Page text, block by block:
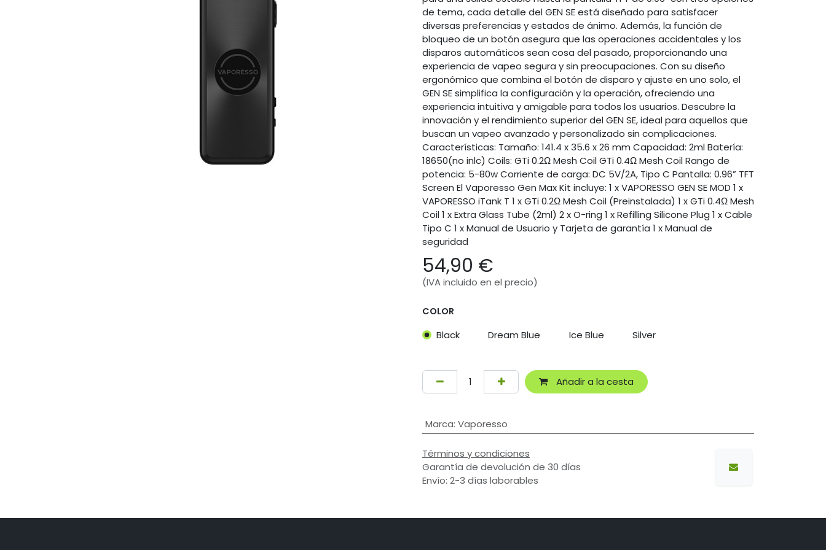
de tema, cada detalle del GEN SE está diseñado para satisfacer
diversas preferencias y estados de ánimo. Además, la función de
bloqueo de un botón asegura que las operaciones accidentales y los
disparos automáticos sean cosa del pasado, proporcionando una
experiencia de vapeo segura y sin preocupaciones. Con su diseño
ergonómico que combina el botón de disparo y ajuste en uno solo, el
GEN SE simplifica la configuración y la operación, ofreciendo una
experiencia intuitiva y amigable para todos los usuarios. Descubre la
innovación y el rendimiento superior del GEN SE, ideal para aquellos que
buscan un vapeo avanzado y personalizado sin complicaciones.
Características: Tamaño: 141.4 x 35.6 x 26 mm Capacidad: 2ml Batería:
18650(no inlc) Coils: GTi 0.2Ω Mesh Coil GTi 0.4Ω Mesh Coil Rango de
potencia: 5-80w Corriente de carga: DC 5V/2A, Tipo C Pantalla: 0.96” TFT
Screen El Vaporesso Gen Max Kit incluye: 1 x VAPORESSO GEN SE MOD 1 x
VAPORESSO iTank T 1 x GTi 0.2Ω Mesh Coil (Preinstalada) 1 x GTi 0.4Ω Mesh
Coil 1 x Extra Glass Tube (2ml) 2 x O-ring 1 x Refilling Silicone Plug 1 x Cable
Tipo C 1 x Manual de Usuario y Tarjeta de garantía 1 x Manual de
seguridad
54,90 €
(IVA incluido en el precio)
COLOR
Black Dream Blue Ice Blue Silver
Añadir a la cesta
Marca: Vaporesso
Términos y condiciones
Garantía de devolución de 30 días
Envío: 2-3 días laborables